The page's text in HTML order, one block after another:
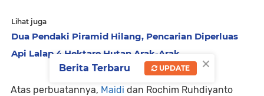
Lihat juga
Dua Pendaki Piramid Hilang, Pencarian Diperluas
Api Lalap 4 Hektare Hutan Arak-Arak
Atas perbuatannya, Maidi dan Rochim Ruhdiyanto
×
Berita Terbaru UPDATE